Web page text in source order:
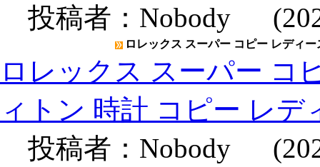
投稿者： Nobody
ロレックス スーパー コピー レディ
ロレックス スーパー コ
ィトン 時計 コピー レデ
投稿者： Nobody